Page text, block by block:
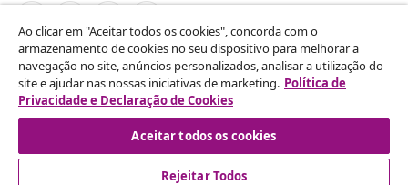
Rescindir o contrato
Envie um pedido de rescisão da sua encomenda.
Rescindir o contrato
Ao clicar em "Aceitar todos os cookies", concorda com o
armazenamento de cookies no seu dispositivo para melhorar a
navegação no site, anúncios personalizados, analisar a utilização do
site e ajudar nas nossas iniciativas de marketing. Política de
Privacidade e Declaração de Cookies
Aceitar todos os cookies
Rejeitar Todos